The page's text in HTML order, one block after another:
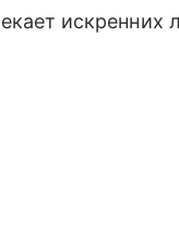
искренних